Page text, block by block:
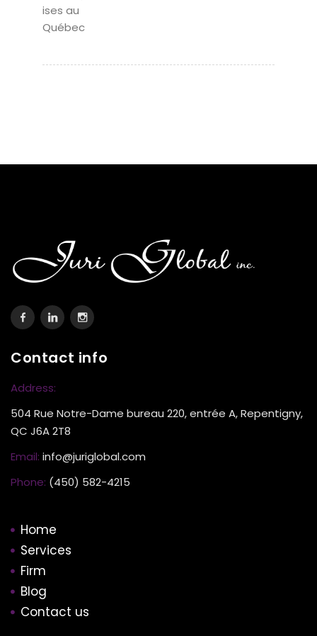
Contact info
Address:
504 Rue Notre-Dame bureau 220, entrée A, Repentigny,
QC J6A 2T8
Email: info@juriglobal.com
Phone: (450) 582-4215
Home
Services
Firm
Blog
Contact us